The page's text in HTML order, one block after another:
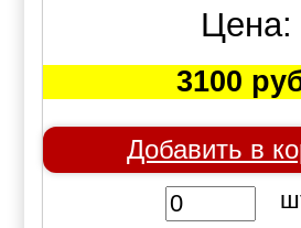
Цена:
3100
Добавить в